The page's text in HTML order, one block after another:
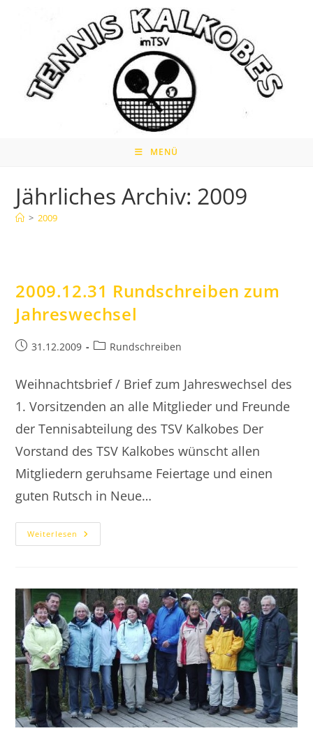
MENÜ
Jährliches Archiv: 2009
> 2009
2009.12.31 Rundschreiben zum
Jahreswechsel
Beitrag31.12.2009
Beitrags-
Rundschreiben
Weihnachtsbrief / Brief zum Jahreswechsel des
1. Vorsitzenden an alle Mitglieder und Freunde
der Tennisabteilung des TSV Kalkobes Der
Vorstand des TSV Kalkobes wünscht allen
Mitgliedern geruhsame Feiertage und einen
guten Rutsch in Neue…
Weiterlesen 2009.12.31
Rundschreiben